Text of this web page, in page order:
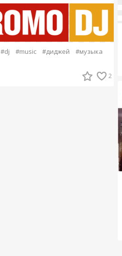
#dj #music #диджей
#музыка
2